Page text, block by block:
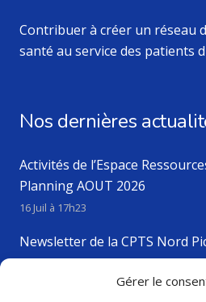
Gérer le
Contribuer à créer un réseau
santé au service des patients
Nos dernières
Activités de l’Espace
Planning AOUT 2026
16 Juil à 17h23
Newsletter de la CPTS Nord
VIGILANCE CANICULE 23 Juin